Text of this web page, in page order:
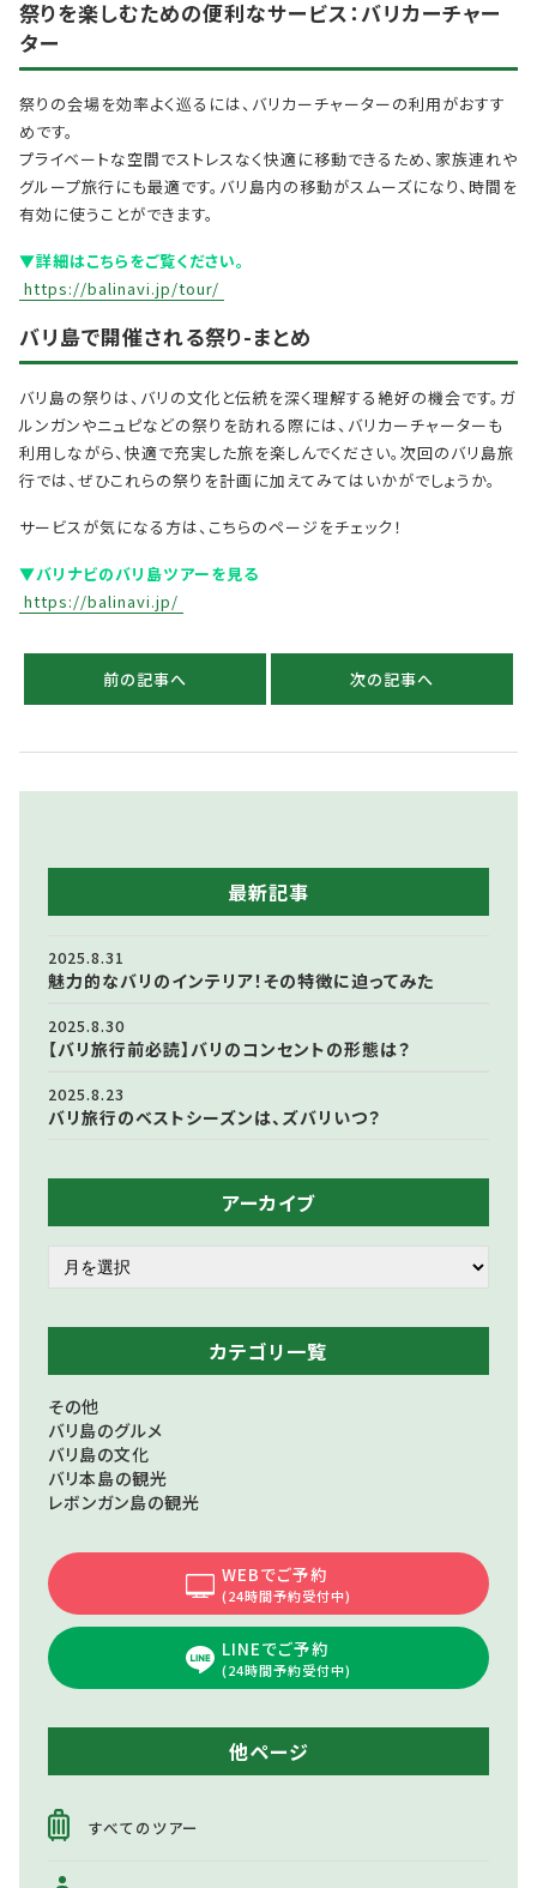
祭りを楽しむための便利なサービス：バリカーチャー
ター
祭りの会場を効率よく巡るには、バリカーチャーターの利用がおすす
めです。
プライベートな空間でストレスなく快適に移動できるため、家族連れや
グループ旅行にも最適です。バリ島内の移動がスムーズになり、時間を
有効に使うことができます。
▼詳細はこちらをご覧ください。
https://balinavi.jp/tour/
バリ島で開催される祭り-まとめ
バリ島の祭りは、バリの文化と伝統を深く理解する絶好の機会です。ガ
ルンガンやニュピなどの祭りを訪れる際には、バリカーチャーターも
利用しながら、快適で充実した旅を楽しんでください。次回のバリ島旅
行では、ぜひこれらの祭りを計画に加えてみてはいかがでしょうか。
サービスが気になる方は、こちらのページをチェック！
▼バリナビのバリ島ツアーを見る
https://balinavi.jp/
前の記事へ 次の記事へ
最新記事
2025.8.31
魅力的なバリのインテリア！その特徴に迫ってみた
2025.8.30
【バリ旅行前必読】バリのコンセントの形態は？
2025.8.23
バリ旅行のベストシーズンは、ズバリいつ？
アーカイブ
カテゴリ一覧
その他
バリ島のグルメ
バリ島の文化
バリ本島の観光
レボンガン島の観光
WEBでご予約
(24時間予約受付中)
LINEでご予約
(24時間予約受付中)
他ページ
すべてのツアー